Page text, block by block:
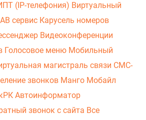
(IP-телефония) Виртуальный
сервис Карусель номеров
Видеоконференции
Голосовое меню Мобильный
магистраль связи СМС-
звонков Манго Мобайл
Автоинформатор
звонок с сайта Все